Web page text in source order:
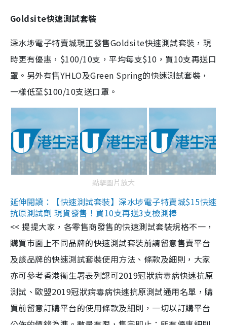
Goldsite快速測試套裝
深水埗電子特賣城現正發售Goldsite快速測試套裝，現
時更有優惠，$100/10支，平均每支$10，買10支再送口
罩。另外有售YHLO及Green Spring的快速測試套裝，
一樣低至$100/10支送口罩。
點擊圖片放大
延伸閱讀：【快速測試套裝】深水埗電子特賣城$15快速
抗原測試劑 現貨發售！買10支再送3支檢測棒
<< 提提大家，各零售商發售的快速測試套裝規格不一，
購買市面上不同品牌的快速測試套裝前請留意售賣平台
及該品牌的快速測試套裝使用方法、條款及細則，大家
亦可參考香港衞生署表列認可2019冠狀病毒病快速抗原
測試、歐盟2019冠狀病毒病快速抗原測試通用名單，購
買前留意訂購平台的使用條款及細則，一切以訂購平台